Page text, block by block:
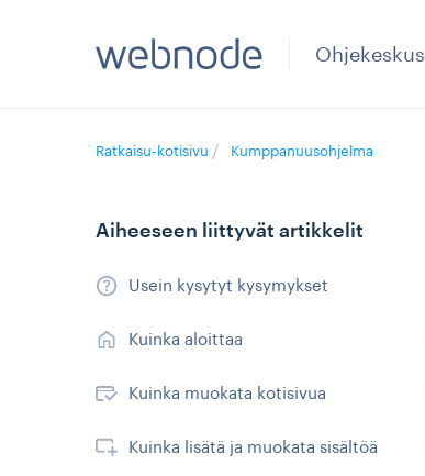
Ohjekeskus
Ratkaisu-kotisivu Kumppanuusohjelma
Aiheeseen liittyvät artikkelit
Usein kysytyt kysymykset
Kuinka aloittaa
Kuinka muokata kotisivua
Kuinka lisätä ja muokata sisältöä